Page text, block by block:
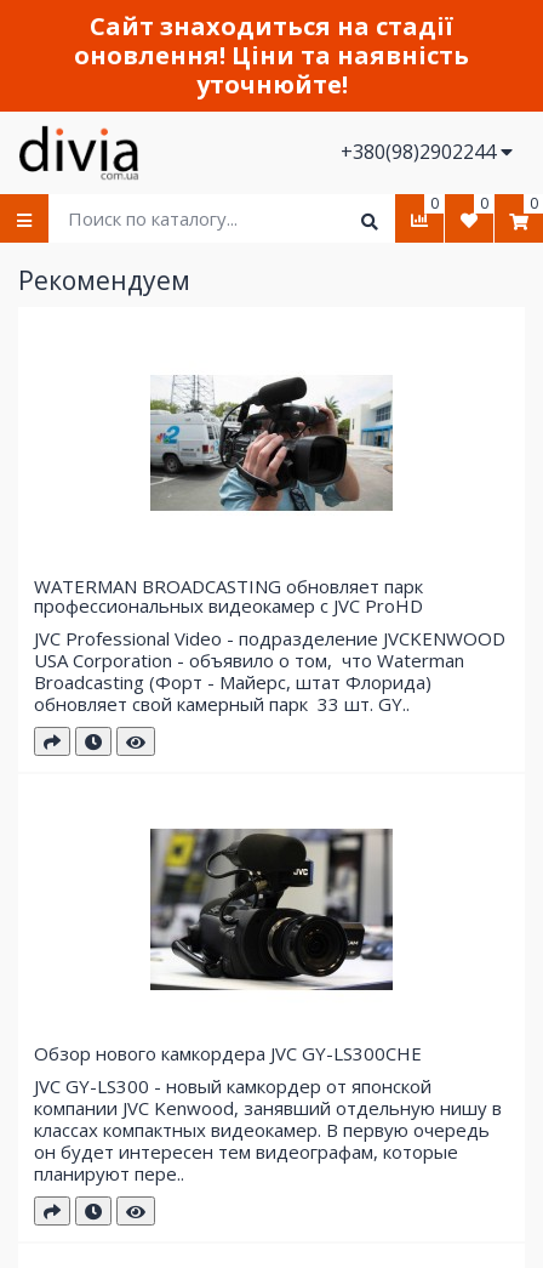
Сайт знаходиться на стадії
оновлення! Ціни та наявність
уточнюйте!
+380(98)2902244
0 0 0
Рекомендуем
WATERMAN BROADCASTING обновляет парк
профессиональных видеокамер с JVC ProHD
JVC Professional Video - подразделение JVCKENWOOD
USA Corporation - объявило о том, что Waterman
Broadcasting (Форт - Майерс, штат Флорида)
обновляет свой ​​камерный парк 33 шт. GY..
Обзор нового камкордера JVC GY-LS300CHE
JVC GY-LS300 - новый камкордер от японской
компании JVC Kenwood, занявший отдельную нишу в
классах компактных видеокамер. В первую очередь
он будет интересен тем видеографам, которые
планируют пере..